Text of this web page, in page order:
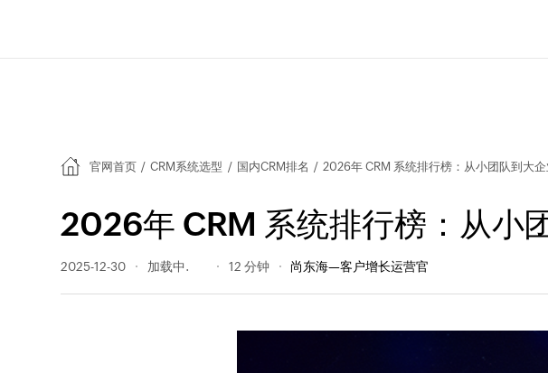
官网首页 / CRM系统选型 / 国内CRM排名 / 2026年 CRM 系统排行榜：从小团队到大企
2026年 CRM 系统排行榜：从小
2025-12-30 571 阅读量 12 分钟 尚东海—客户增长运营官